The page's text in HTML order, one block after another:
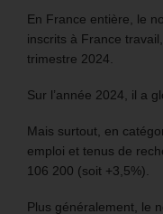
En France entière, le
inscrits à France
trimestre 2024.
Sur l’année 2024, il a
Mais surtout, en
emploi et tenus de
106 200 (soit +3,5%).
Plus généralement, le